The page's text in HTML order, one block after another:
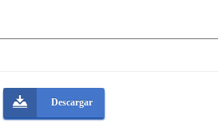
Descargar